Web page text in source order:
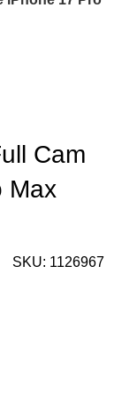
Cam
Max
SKU: 1126967